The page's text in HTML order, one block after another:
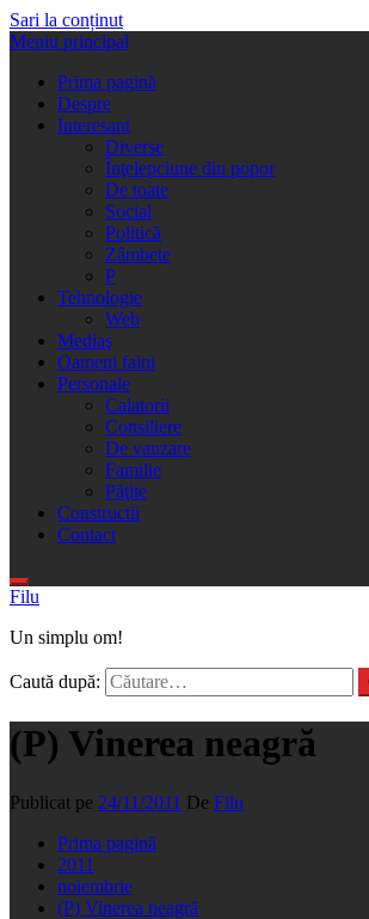
Sari la conținut
Meniu principal
Prima pagină
Despre
Interesant
Diverse
Înţelepciune din popor
De toate
Social
Politică
Zâmbete
P
Tehnologie
Web
Mediaş
Oameni faini
Personale
Calatorii
Consiliere
De vanzare
Familie
Păţite
Constructii
Contact
Filu
Un simplu om!
Caută după:
(P) Vinerea neagră
Publicat pe 24/11/2011 De Filu
Prima pagină
2011
noiembrie
(P) Vinerea neagră